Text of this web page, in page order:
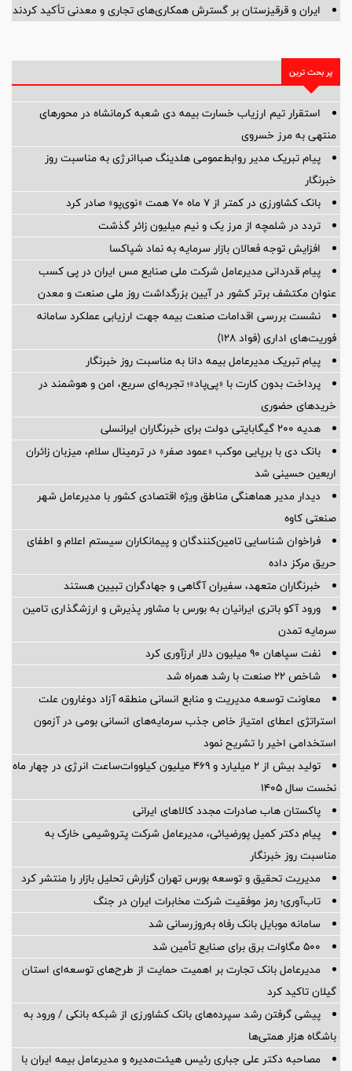
ایران و قرقیزستان بر گسترش همکاری‌های تجاری و معدنی تأکید کردند
پر بحث ترین
استقرار تیم ارزیاب خسارت بیمه دی شعبه کرمانشاه در محورهای
منتهی به مرز خسروی
پیام تبریک مدیر روابط‌عمومی هلدینگ صباانرژی به مناسبت روز
خبرنگار
بانک کشاورزی در کمتر از ۷ ماه ۷۰ همت «نوی‌پو» صادر کرد
تردد در شلمچه از مرز یک و نیم میلیون زائر گذشت
افزایش توجه فعالان بازار سرمایه به نماد شپاکسا
پیام قدردانی مدیرعامل شرکت ملی صنایع مس ایران در پی کسب
عنوان مکتشف برتر کشور در آیین بزرگداشت روز ملی صنعت و معدن
نشست بررسی اقدامات صنعت بیمه جهت ارزیابی عملکرد سامانه
فوریت‌های اداری (فواد ۱۲۸)
پیام ‌تبریک‌ مدیرعامل بیمه دانا به مناسبت روز خبرنگار
پرداخت بدون کارت با «پی‌پاد»؛ تجربه‌ای سریع، امن و هوشمند در
خریدهای حضوری
هدیه ۲۰۰ گیگابایتی دولت برای خبرنگاران ایرانسلی
بانک دی با برپایی موکب «عمود صفر» در ترمینال سلام، میزبان زائران
اربعین حسینی شد
دیدار مدیر هماهنگی مناطق ویژه اقتصادی کشور با مدیرعامل شهر
صنعتی کاوه
فراخوان شناسایی تامین‌کنندگان و پیمانکاران سیستم اعلام و اطفای
حریق مرکز داده
خبرنگاران متعهد، سفیران آگاهی و جهادگران تبیین هستند
ورود آکو باتری ایرانیان به بورس با مشاور پذیرش و ارزشگذاری تامین
سرمایه تمدن
نفت سپاهان ۹۰ میلیون دلار ارزآوری کرد
شاخص ۲۲ صنعت با رشد همراه شد
معاونت توسعه مدیریت و منابع انسانی منطقه آزاد دوغارون علت
استراتژی اعطای امتیاز خاص جذب سرمایه‌های انسانی بومی در آزمون
استخدامی اخیر را تشریح نمود
تولید بیش از ۲ میلیارد و ۴۶۹ میلیون کیلووات‌ساعت انرژی در چهار ماه
نخست سال ۱۴۰۵
پاکستان هاب صادرات مجدد کالاهای ایرانی
پیام دکتر کمیل پورضیائی، مدیرعامل شرکت پتروشیمی خارک به
مناسبت روز خبرنگار
مدیریت تحقیق و توسعه‌ بورس تهران گزارش تحلیل بازار را منتشر کرد
تاب‌آوری؛ رمز موفقیت شرکت مخابرات ایران در جنگ
سامانه موبایل بانک رفاه به‌روزرسانی شد
۵۰۰ مگاوات برق برای صنایع تأمین شد
مدیرعامل بانک تجارت بر اهمیت حمایت از طرح‌های توسعه‌ای استان
گیلان تاکید کرد
پیشی گرفتن رشد سپرده‌های بانک کشاورزی از شبکه بانکی / ورود به
باشگاه هزار همتی‌ها
مصاحبه دکتر علی جباری رئیس هیئت‌مدیره و مدیرعامل بیمه ایران با